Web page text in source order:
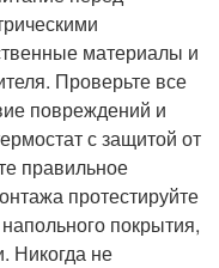
материалы и
Проверьте все
повреждений и
с защитой от
правильное
протестируйте
покрытия,
Никогда не